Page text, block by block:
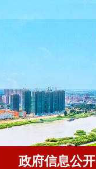
政府信息公开